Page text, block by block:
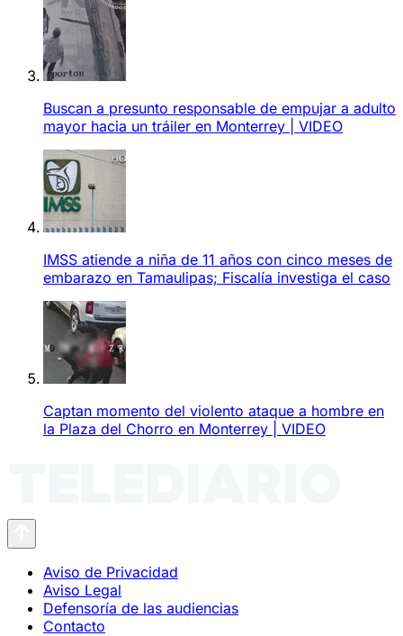
Buscan a presunto responsable de empujar a adulto
mayor hacia un tráiler en Monterrey | VIDEO
IMSS atiende a niña de 11 años con cinco meses de
embarazo en Tamaulipas; Fiscalía investiga el caso
Captan momento del violento ataque a hombre en
la Plaza del Chorro en Monterrey | VIDEO
Aviso de Privacidad
Aviso Legal
Defensoría de las audiencias
Contacto